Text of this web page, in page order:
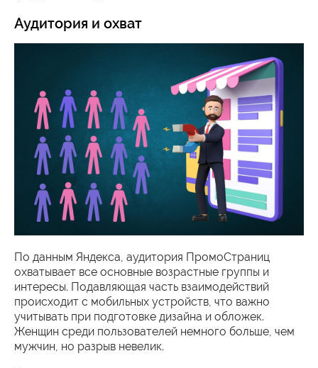
Аудитория и охват
По данным Яндекса, аудитория ПромоСтраниц
охватывает все основные возрастные группы и
интересы. Подавляющая часть взаимодействий
происходит с мобильных устройств, что важно
учитывать при подготовке дизайна и обложек.
Женщин среди пользователей немного больше, чем
мужчин, но разрыв невелик.